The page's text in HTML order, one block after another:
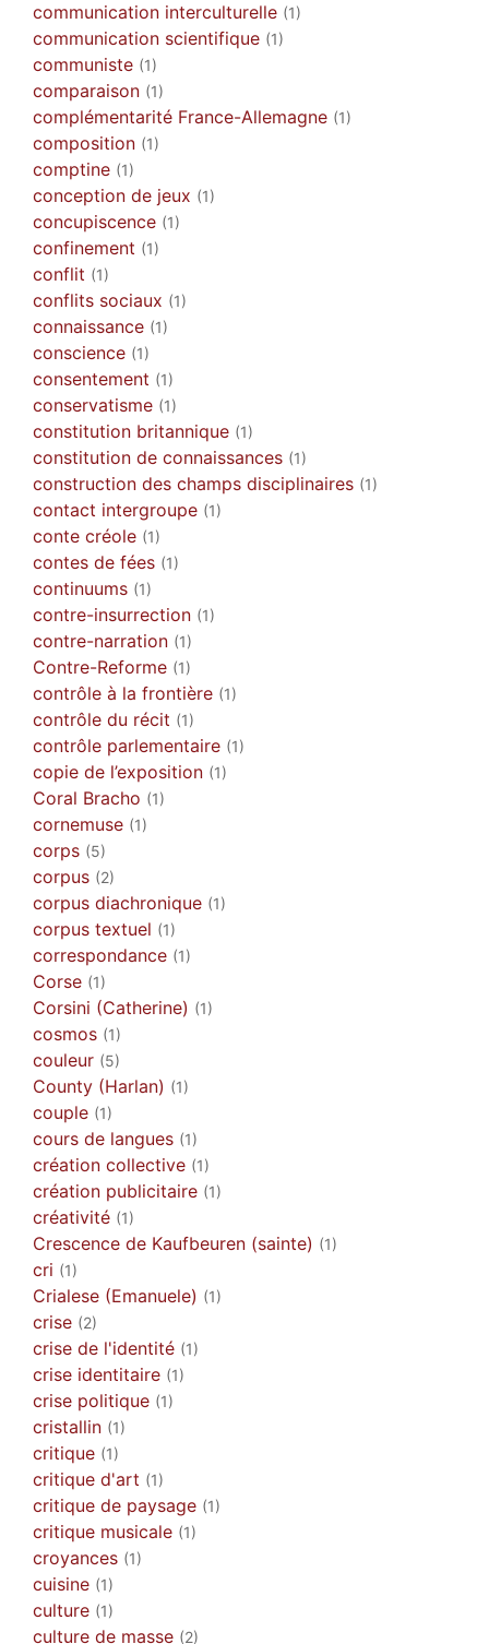
communication interculturelle (1)
communication scientifique (1)
communiste (1)
comparaison (1)
complémentarité France-Allemagne (1)
composition (1)
comptine (1)
conception de jeux (1)
concupiscence (1)
confinement (1)
conflit (1)
conflits sociaux (1)
connaissance (1)
conscience (1)
consentement (1)
conservatisme (1)
constitution britannique (1)
constitution de connaissances (1)
construction des champs disciplinaires (1)
contact intergroupe (1)
conte créole (1)
contes de fées (1)
continuums (1)
contre-insurrection (1)
contre-narration (1)
Contre-Reforme (1)
contrôle à la frontière (1)
contrôle du récit (1)
contrôle parlementaire (1)
copie de l’exposition (1)
Coral Bracho (1)
cornemuse (1)
corps (5)
corpus (2)
corpus diachronique (1)
corpus textuel (1)
correspondance (1)
Corse (1)
Corsini (Catherine) (1)
cosmos (1)
couleur (5)
County (Harlan) (1)
couple (1)
cours de langues (1)
création collective (1)
création publicitaire (1)
créativité (1)
Crescence de Kaufbeuren (sainte) (1)
cri (1)
Crialese (Emanuele) (1)
crise (2)
crise de l'identité (1)
crise identitaire (1)
crise politique (1)
cristallin (1)
critique (1)
critique d'art (1)
critique de paysage (1)
critique musicale (1)
croyances (1)
cuisine (1)
culture (1)
culture de masse (2)